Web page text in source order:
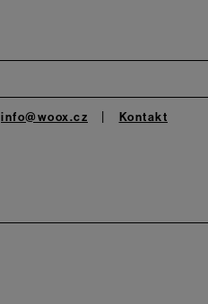
info@woox.cz Kontakt